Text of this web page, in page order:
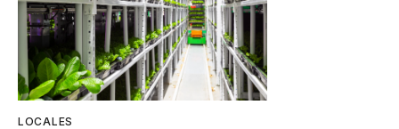
LOCALES